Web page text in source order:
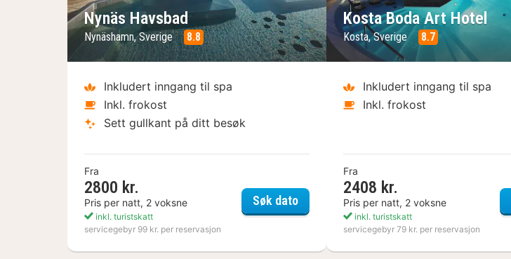
Nynäs Havsbad
Nynäshamn, Sverige 8.8
Inkludert inngang til spa
Inkl. frokost
Sett gullkant på ditt besøk
Fra
2800 kr.
Pris per natt, 2 voksne
inkl. turistskatt
servicegebyr 99 kr. per reservasjon
Søk datoNynäs Havsbad
Kosta Boda Art Hotel
Kosta, Sverige 8.7
Inkludert inngang til spa
Inkl. frokost
Fra
2408 kr.
Pris per natt, 2 voksne
inkl. turistskatt
servicegebyr 79 kr. per reservasjon